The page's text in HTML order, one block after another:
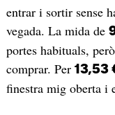
entrar i sortir sense
vegada. La mida de
portes habituals,
comprar. Per 13,53
finestra mig oberta i